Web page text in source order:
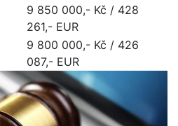
9 850 000,- Kč / 428
261,- EUR
9 800 000,- Kč / 426
087,- EUR